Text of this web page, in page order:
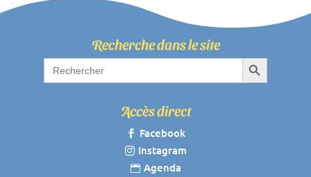
Recherche dans le site
Search
for:
Search Button
Accès direct
 Facebook
 Instagram
 Agenda